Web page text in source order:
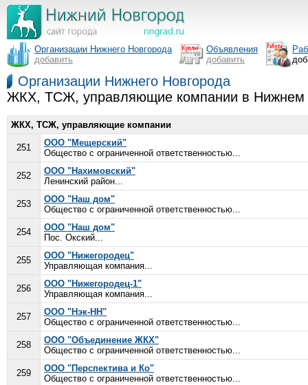
Организации Нижнего Новгорода
добавить
Объявления
добавить
Организации Нижнего Новгорода
ЖКХ, ТСЖ, управляющие компании в Нижнем
ЖКХ, ТСЖ, управляющие компании
251
ООО "Мещерский"
Общество с ограниченной ответственностью...
252
ООО "Нахимовский"
Ленинский район...
253
ООО "Наш дом"
Общество с ограниченной ответственностью...
254
ООО "Наш дом"
Пос. Окский...
255
ООО "Нижегородец"
Управляющая компания...
256
ООО "Нижегородец-1"
Управляющая компания...
257
ООО "Нэк-НН"
Общество с ограниченной ответственностью...
258
ООО "Объединение ЖКХ"
Общество с ограниченной ответственностью...
259
ООО "Перспектива и Ко"
Общество с ограниченной ответственностью...